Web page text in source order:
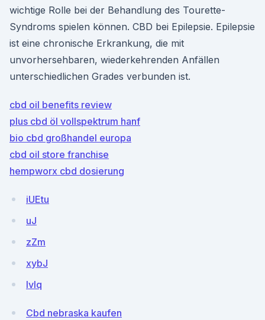
wichtige Rolle bei der Behandlung des Tourette-
Syndroms spielen können. CBD bei Epilepsie. Epilepsie
ist eine chronische Erkrankung, die mit
unvorhersehbaren, wiederkehrenden Anfällen
unterschiedlichen Grades verbunden ist.
cbd oil benefits review
plus cbd öl vollspektrum hanf
bio cbd großhandel europa
cbd oil store franchise
hempworx cbd dosierung
iUEtu
uJ
zZm
xybJ
lvIq
Cbd nebraska kaufen